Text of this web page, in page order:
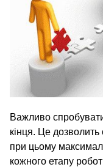
Важливо
кінця. Це дозволить
при цьому
кожного етапу